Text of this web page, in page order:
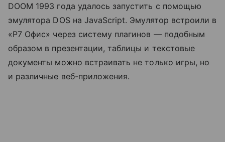
DOOM 1993 года удалось запустить с помощью
эмулятора DOS на JavaScript. Эмулятор встроили в
«Р7 Офис» через систему плагинов — подобным
образом в презентации, таблицы и текстовые
документы можно встраивать не только игры, но
и различные веб-приложения.